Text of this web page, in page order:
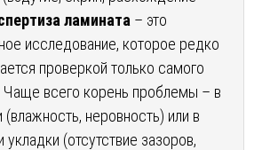
ламината – это
исследование, которое редко
проверкой только самого
Чаще всего корень проблемы – в
(влажность, неровность) или в
укладки (отсутствие зазоров,